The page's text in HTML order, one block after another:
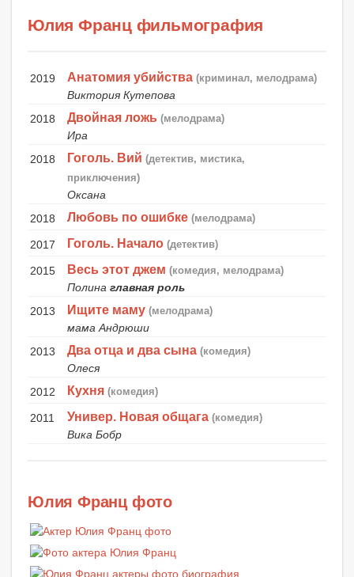
Юлия Франц фильмография
2019 Анатомия убийства (криминал, мелодрама)
Виктория Кутепова
2018
Двойная ложь (мелодрама)
Ира
2018
Гоголь. Вий (детектив, мистика,
приключения)
Оксана
2018
Любовь по ошибке (мелодрама)
2017 Гоголь. Начало (детектив)
2015 Весь этот джем (комедия, мелодрама)
Полинаглавная роль
2013
Ищите маму (мелодрама)
мама Андрюши
2013
Два отца и два сына (комедия)
Олеся
2012
Кухня (комедия)
2011 Универ. Новая общага (комедия)
Вика Бобр
Юлия Франц фото